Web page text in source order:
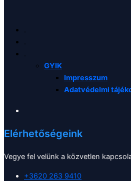
.
.
.
GYIK
Impresszum
Adatvédelmi
Elérhetőségeink
Vegye fel velünk a közvetlen
+3620 263 9410